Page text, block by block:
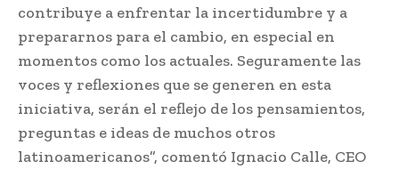
contribuye a enfrentar la incertidumbre y a
prepararnos para el cambio, en especial en
momentos como los actuales. Seguramente las
voces y reflexiones que se generen en esta
iniciativa, serán el reflejo de los pensamientos,
preguntas e ideas de muchos otros
latinoamericanos”, comentó Ignacio Calle, CEO